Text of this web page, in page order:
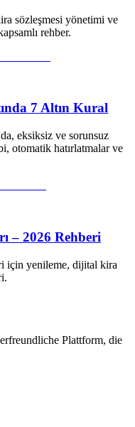
sözleşmesi yönetimi ve
rehber.
7 Altın Kural
eksiksiz ve sorunsuz
otomatik hatırlatmalar ve
– 2026 Rehberi
için yenileme, dijital kira
Plattform, die